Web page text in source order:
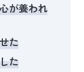
が養われ
た
た